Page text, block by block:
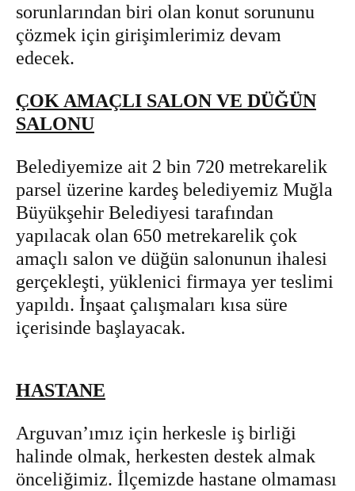
sorunlarından biri olan konut sorununu
çözmek için girişimlerimiz devam
edecek.
ÇOK AMAÇLI SALON VE DÜĞÜN
SALONU
Belediyemize ait 2 bin 720 metrekarelik
parsel üzerine kardeş belediyemiz Muğla
Büyükşehir Belediyesi tarafından
yapılacak olan 650 metrekarelik çok
amaçlı salon ve düğün salonunun ihalesi
gerçekleşti, yüklenici firmaya yer teslimi
yapıldı. İnşaat çalışmaları kısa süre
içerisinde başlayacak.
HASTANE
Arguvan’ımız için herkesle iş birliği
halinde olmak, herkesten destek almak
önceliğimiz. İlçemizde hastane olmaması